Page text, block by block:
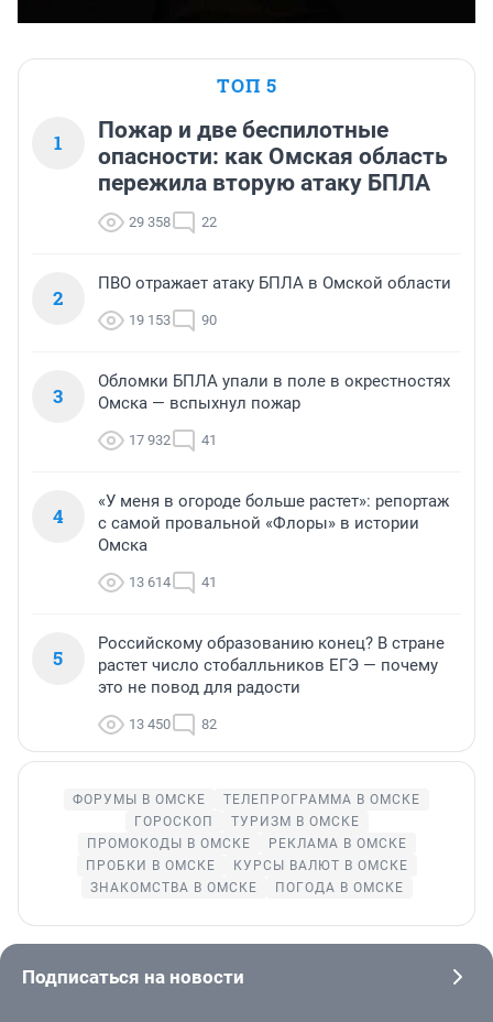
ТОП 5
1
Пожар и две беспилотные
опасности: как Омская область
пережила вторую атаку БПЛА
29 358 22
2
ПВО отражает атаку БПЛА в Омской области
19 153 90
3
Обломки БПЛА упали в поле в окрестностях
Омска — вспыхнул пожар
17 932 41
4
«У меня в огороде больше растет»: репортаж
с самой провальной «Флоры» в истории
Омска
13 614 41
5
Российскому образованию конец? В стране
растет число стобалльников ЕГЭ — почему
это не повод для радости
13 450 82
ФОРУМЫ В ОМСКЕ
ТЕЛЕПРОГРАММА В ОМСКЕ
ГОРОСКОП
ТУРИЗМ В ОМСКЕ
ПРОМОКОДЫ В ОМСКЕ
РЕКЛАМА В ОМСКЕ
ПРОБКИ В ОМСКЕ
КУРСЫ ВАЛЮТ В ОМСКЕ
ЗНАКОМСТВА В ОМСКЕ
ПОГОДА В ОМСКЕ
Подписаться на новости